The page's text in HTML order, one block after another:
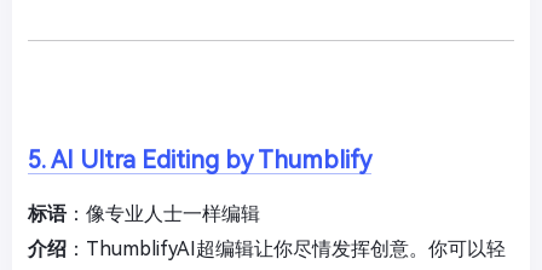
5. AI Ultra Editing by Thumblify
标语：像专业人士一样编辑
介绍 ：ThumblifyAI超编辑让你尽情发挥创意。你可以轻